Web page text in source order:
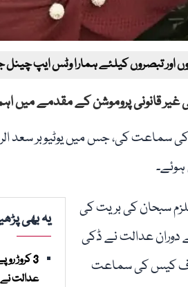
اور تبصروں کیلئے ہمارا وٹس ایپ چینل
غیر قانونی پروموشن کے مقدمے میں
کی، جس میں یوٹیوبر سعد
یہ بھی
3 کروڑ
عدالت
سبحان کی بریت کی
عدالت نے ڈکی
کیس کی سماعت